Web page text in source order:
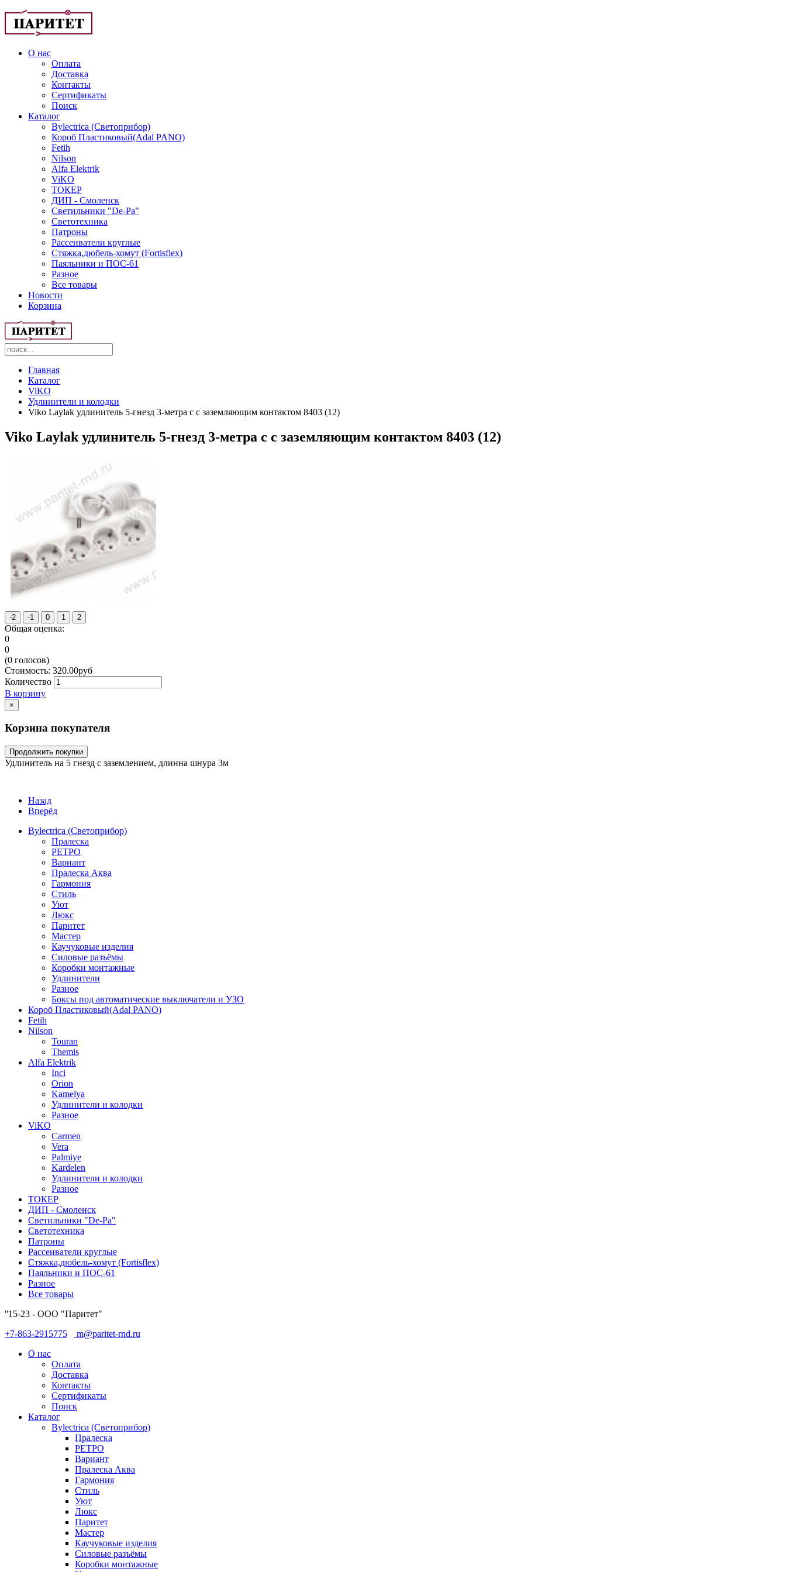
О нас
Оплата
Доставка
Контакты
Сертификаты
Поиск
Каталог
Bylectrica (Светоприбор)
Короб Пластиковый(Adal PANO)
Fetih
Nilson
Alfa Elektrik
ViKO
ТОКЕР
ДИП - Смоленск
Светильники "De-Pa"
Светотехника
Патроны
Рассеиватели круглые
Стяжка,дюбель-хомут (Fortisflex)
Паяльники и ПОС-61
Разное
Все товары
Новости
Корзина
Главная
Каталог
ViKO
Удлинители и колодки
Viko Laylak удлинитель 5-гнезд 3-метра с с заземляющим контактом 8403 (12)
Viko Laylak удлинитель 5-гнезд 3-метра с с заземляющим контактом 8403 (12)
Общая оценка:
0
0
(0 голосов)
Стоимость: 320.00руб
Количество
В корзину
×
Корзина покупателя
Продолжить покупки
Удлинитель на 5 гнезд с заземлением, длинна шнура 3м
Назад
Вперёд
Bylectrica (Светоприбор)
Пралеска
РЕТРО
Вариант
Пралеска Аква
Гармония
Стиль
Уют
Люкс
Паритет
Мастер
Каучуковые изделия
Силовые разъёмы
Коробки монтажные
Удлинители
Разное
Боксы под автоматические выключатели и УЗО
Короб Пластиковый(Adal PANO)
Fetih
Nilson
Touran
Themis
Alfa Elektrik
Inci
Orion
Kamelya
Удлинители и колодки
Разное
ViKO
Carmen
Vera
Palmiye
Kardelen
Удлинители и колодки
Разное
ТОКЕР
ДИП - Смоленск
Светильники "De-Pa"
Светотехника
Патроны
Рассеиватели круглые
Стяжка,дюбель-хомут (Fortisflex)
Паяльники и ПОС-61
Разное
Все товары
''15-23 - ООО "Паритет"
+7-863-2915775
m@paritet-rnd.ru
О нас
Оплата
Доставка
Контакты
Сертификаты
Поиск
Каталог
Bylectrica (Светоприбор)
Пралеска
РЕТРО
Вариант
Пралеска Аква
Гармония
Стиль
Уют
Люкс
Паритет
Мастер
Каучуковые изделия
Силовые разъёмы
Коробки монтажные